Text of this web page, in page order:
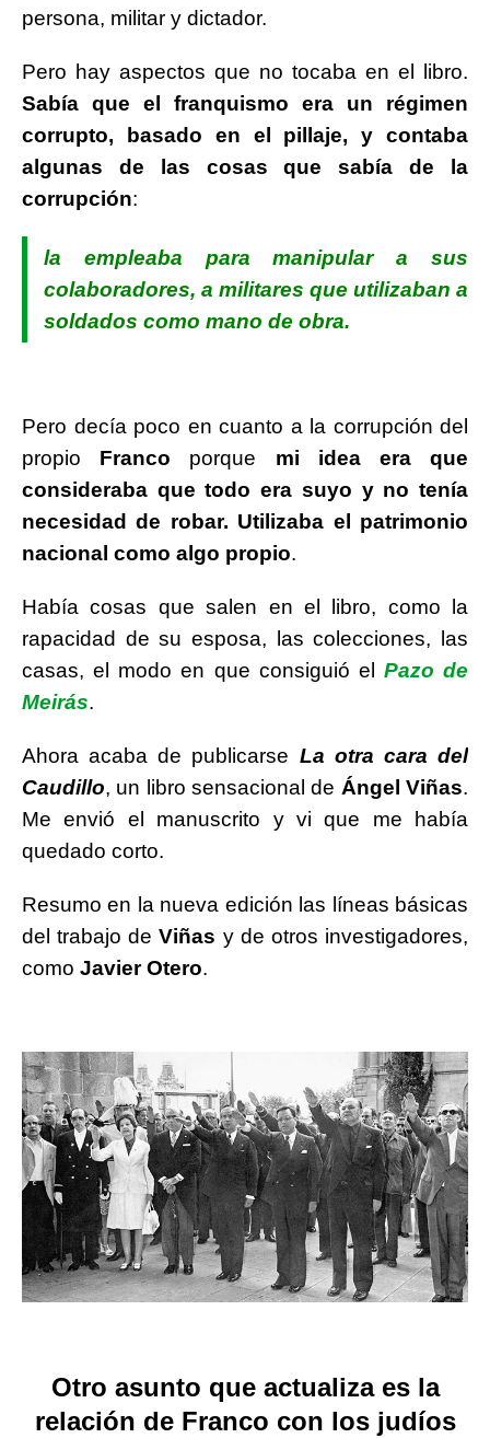
persona, militar y dictador.
Pero hay aspectos que no tocaba en el libro.
Sabía que el franquismo era un régimen
corrupto, basado en el pillaje, y contaba
algunas de las cosas que sabía de la
corrupción:
la empleaba para manipular a sus
colaboradores, a militares que utilizaban a
soldados como mano de obra.
Pero decía poco en cuanto a la corrupción del
propio Franco porque mi idea era que
consideraba que todo era suyo y no tenía
necesidad de robar. Utilizaba el patrimonio
nacional como algo propio.
Había cosas que salen en el libro, como la
rapacidad de su esposa, las colecciones, las
casas, el modo en que consiguió el Pazo de
Meirás.
Ahora acaba de publicarse La otra cara del
Caudillo, un libro sensacional de Ángel Viñas.
Me envió el manuscrito y vi que me había
quedado corto.
Resumo en la nueva edición las líneas básicas
del trabajo deViñas y de otros investigadores,
como Javier Otero.
Otro asunto que actualiza es la
relación de Franco con los judíos